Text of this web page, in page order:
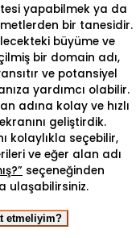
yapabilmek ya da
bir tanesidir.
büyüme ve
bir domain adı,
ve potansiyel
yardımcı olabilir.
adına kolay ve hızlı
ekranını geliştirdik.
kolaylıkla seçebilir,
ve eğer alan adı
seçeneğinden
ulaşabilirsiniz.
etmeliyim?